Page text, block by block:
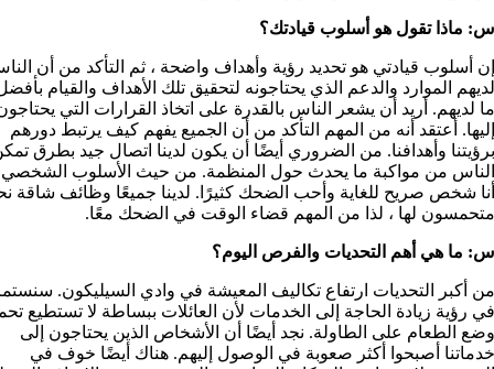
س: ماذا تقول هو أسلوب قيادتك؟
إن أسلوب قيادتي هو تحديد رؤية وأهداف واضحة ، ثم التأكد من أن
لديهم الموارد والدعم الذي يحتاجونه لتحقيق تلك الأهداف والقيام
ما لديهم. أريد أن يشعر الناس بالقدرة على اتخاذ القرارات التي
إليها. أعتقد أنه من المهم التأكد من أن الجميع يفهم كيف يرتبط دورهم
برؤيتنا وأهدافنا. من الضروري أيضًا أن يكون لدينا اتصال جيد بطرق
الناس من مواكبة ما يحدث حول المنظمة. من حيث الأسلوب الشخصي
أنا شخص صريح للغاية وأحب الضحك كثيرًا. لدينا جميعًا وظائف شاقة
متحمسون لها ، لذا من المهم قضاء الوقت في الضحك معًا.
س: ما هي أهم التحديات والفرص اليوم؟
من أكبر التحديات ارتفاع تكاليف المعيشة في وادي السيليكون.
في رؤية زيادة الحاجة إلى الخدمات لأن العائلات ببساطة لا تستطيع
وضع الطعام على الطاولة. نجد أيضًا أن الأشخاص الذين يحتاجون إلى
خدماتنا أصبحوا أكثر صعوبة في الوصول إليهم. هناك أيضًا خوف في